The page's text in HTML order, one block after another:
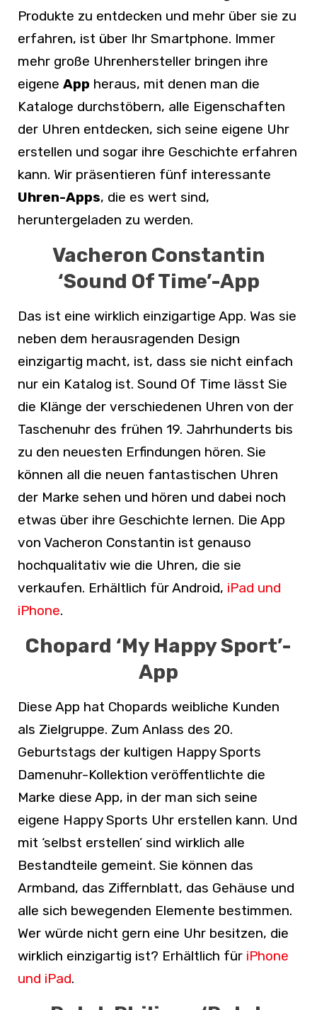
Produkte zu entdecken und mehr über sie zu
erfahren, ist über Ihr Smartphone. Immer
mehr große Uhrenhersteller bringen ihre
eigene App heraus, mit denen man die
Kataloge durchstöbern, alle Eigenschaften
der Uhren entdecken, sich seine eigene Uhr
erstellen und sogar ihre Geschichte erfahren
kann. Wir präsentieren fünf interessante
Uhren-Apps, die es wert sind,
heruntergeladen zu werden.
Vacheron Constantin
‘Sound Of Time’-App
Das ist eine wirklich einzigartige App. Was sie
neben dem herausragenden Design
einzigartig macht, ist, dass sie nicht einfach
nur ein Katalog ist. Sound Of Time lässt Sie
die Klänge der verschiedenen Uhren von der
Taschenuhr des frühen 19. Jahrhunderts bis
zu den neuesten Erfindungen hören. Sie
können all die neuen fantastischen Uhren
der Marke sehen und hören und dabei noch
etwas über ihre Geschichte lernen. Die App
von Vacheron Constantin ist genauso
hochqualitativ wie die Uhren, die sie
verkaufen. Erhältlich fürAndroid, iPad und
iPhone.
Chopard ‘My Happy Sport’-
App
Diese App hat Chopards weibliche Kunden
als Zielgruppe. Zum Anlass des 20.
Geburtstags der kultigen Happy Sports
Damenuhr-Kollektion veröffentlichte die
Marke diese App, in der man sich seine
eigene Happy Sports Uhr erstellen kann. Und
mit ‘selbst erstellen’ sind wirklich alle
Bestandteile gemeint. Sie können das
Armband, das Ziffernblatt, das Gehäuse und
alle sich bewegenden Elemente bestimmen.
Wer würde nicht gern eine Uhr besitzen, die
wirklich einzigartig ist? Erhältlich für iPhone
und iPad.